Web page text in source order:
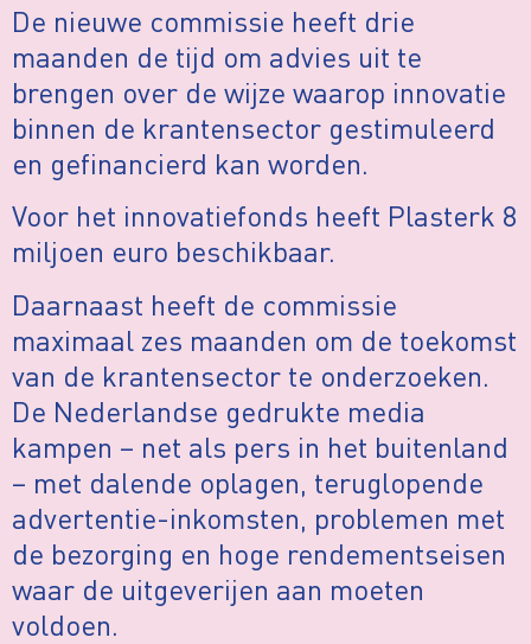
De nieuwe commissie heeft drie
maanden de tijd om advies uit te
brengen over de wijze waarop innovatie
binnen de krantensector gestimuleerd
en gefinancierd kan worden.
Voor het innovatiefonds heeft Plasterk 8
miljoen euro beschikbaar.
Daarnaast heeft de commissie
maximaal zes maanden om de toekomst
van de krantensector te onderzoeken.
De Nederlandse gedrukte media
kampen – net als pers in het buitenland
– met dalende oplagen, teruglopende
advertentie-inkomsten, problemen met
de bezorging en hoge rendementseisen
waar de uitgeverijen aan moeten
voldoen.